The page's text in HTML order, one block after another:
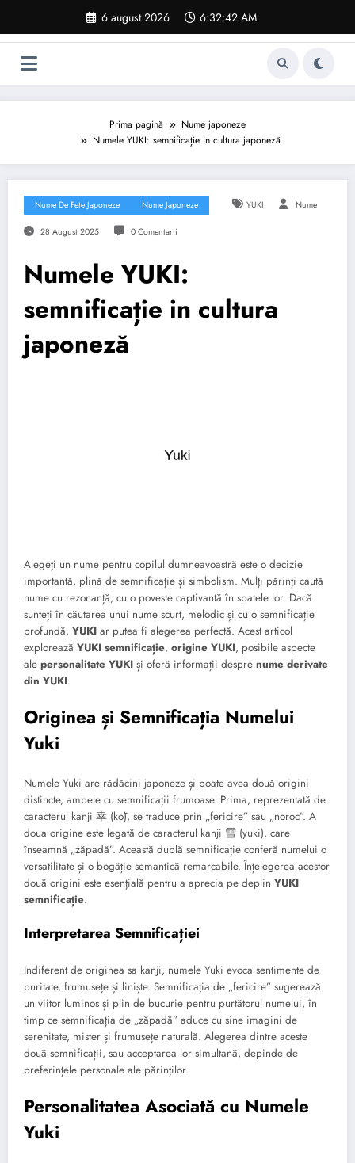
conținut
6 august 2026 6:32:43 AM
Prima pagină
Nume japoneze
Numele YUKI: semnificație in cultura japoneză
Nume De Fete Japoneze Nume Japoneze YUKI Nume
28 August 2025 0 Comentarii
Numele YUKI:
semnificație in cultura
japoneză
Alegeți un nume pentru copilul dumneavoastră este o decizie
importantă, plină de semnificație și simbolism. Mulți părinți caută
nume cu rezonanță, cu o poveste captivantă în spatele lor. Dacă
sunteți în căutarea unui nume scurt, melodic și cu o semnificație
profundă, YUKI ar putea fi alegerea perfectă. Acest articol
explorează YUKI semnificație, origine YUKI, posibile aspecte
ale personalitate YUKI și oferă informații despre nume derivate
din YUKI.
Originea și Semnificația Numelui
Yuki
Numele Yuki are rădăcini japoneze și poate avea două origini
distincte, ambele cu semnificații frumoase. Prima, reprezentată de
caracterul kanji 幸 (kō), se traduce prin „fericire” sau „noroc”. A
doua origine este legată de caracterul kanji 雪 (yuki), care
înseamnă „zăpadă”. Această dublă semnificație conferă numelui o
versatilitate și o bogăție semantică remarcabile. Înțelegerea acestor
două origini este esențială pentru a aprecia pe deplin YUKI
semnificație.
Interpretarea Semnificației
Indiferent de originea sa kanji, numele Yuki evoca sentimente de
puritate, frumusețe și liniște. Semnificația de „fericire” sugerează
un viitor luminos și plin de bucurie pentru purtătorul numelui, în
timp ce semnificația de „zăpadă” aduce cu sine imagini de
serenitate, mister și frumusețe naturală. Alegerea dintre aceste
două semnificații, sau acceptarea lor simultană, depinde de
preferințele personale ale părinților.
Personalitatea Asociată cu Numele
Yuki